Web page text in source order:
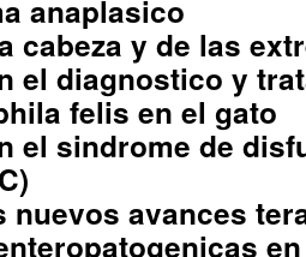
anaplasico
cabeza y de las
el diagnostico y
felis en el gato
el sindrome de
nuevos avances